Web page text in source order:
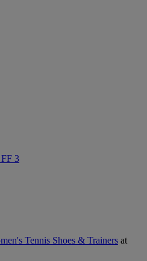
3
Tennis Shoes & Trainers at